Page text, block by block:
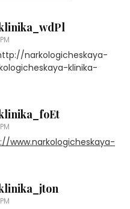
narkologicheskaya-
klinika-
www.narkologicheskaya-